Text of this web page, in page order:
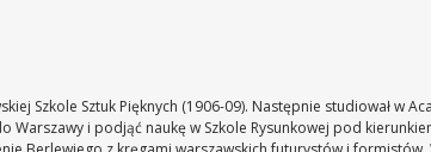
Szkole Sztuk Pięknych (1906-09). Następnie studiował w
i podjąć naukę w Szkole Rysunkowej pod